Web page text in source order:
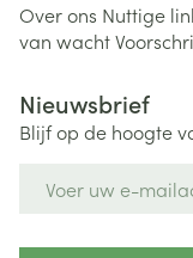
Over ons Nuttige
van wacht
Nieuwsbrief
Blijf op de hoogte